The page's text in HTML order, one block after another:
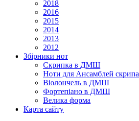
2018
2016
2015
2014
2013
2012
Збірники нот
Скрипка в ДМШ
Ноти для Ансамблей
Віолончель в ДМШ
Фортепіано в ДМШ
Велика форма
Карта сайту